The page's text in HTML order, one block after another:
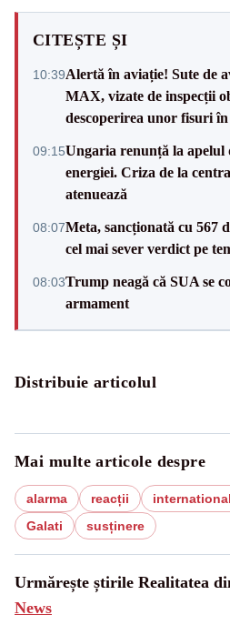
CITEȘTE ȘI
10:39Alertă în aviație! Sute de
MAX, vizate de inspecții
descoperirea unor fisuri
09:15Ungaria renunță la apelul
energiei. Criza de la
atenuează
08:07Meta, sancționată cu 567
cel mai sever verdict pe
08:03Trump neagă că SUA se
armament
Distribuie articolul
Mai multe articole despre
alarma reacții international
Galati
susținere
Urmărește știrile Realitatea
News